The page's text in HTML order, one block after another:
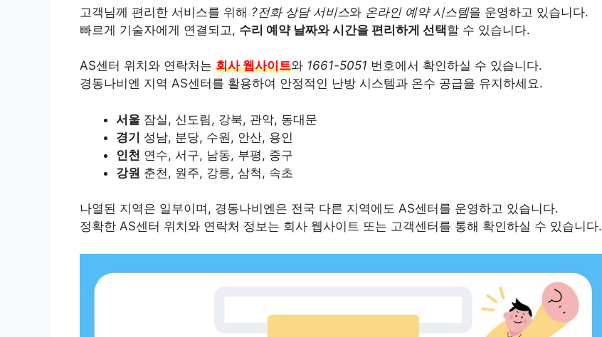
고객님께 편리한 서비스를 위해 ?전화 상담 서비스와 온라인 예약 시스템을 운영하고 있습니다.
빠르게 기술자에게 연결되고, 수리 예약 날짜와 시간을 편리하게 선택할 수 있습니다.
AS센터 위치와 연락처는 회사 웹사이트와 1661-5051 번호에서 확인하실 수 있습니다.
경동나비엔 지역 AS센터를 활용하여 안정적인 난방 시스템과 온수 공급을 유지하세요.
서울 잠실, 신도림, 강북, 관악, 동대문
경기 성남, 분당, 수원, 안산, 용인
인천 연수, 서구, 남동, 부평, 중구
강원 춘천, 원주, 강릉, 삼척, 속초
나열된 지역은 일부이며, 경동나비엔은 전국 다른 지역에도 AS센터를 운영하고 있습니다.
정확한 AS센터 위치와 연락처 정보는 회사 웹사이트 또는 고객센터를 통해 확인하실 수 있습니다.